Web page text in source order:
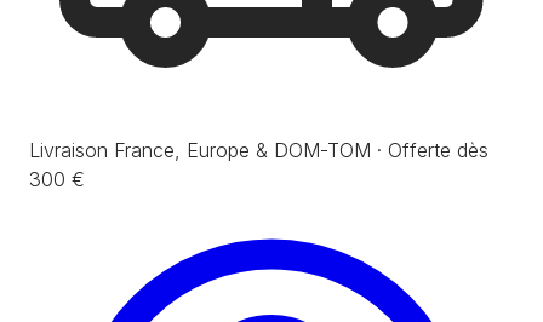
Livraison France, Europe & DOM-TOM · Offerte dès
300 €